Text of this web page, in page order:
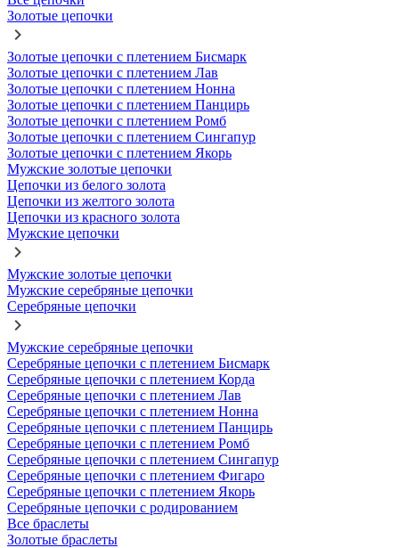
Золотые цепочки
Золотые цепочки с плетением Бисмарк
Золотые цепочки с плетением Лав
Золотые цепочки с плетением Нонна
Золотые цепочки с плетением Панцирь
Золотые цепочки с плетением Ромб
Золотые цепочки с плетением Сингапур
Золотые цепочки с плетением Якорь
Мужские золотые цепочки
Цепочки из белого золота
Цепочки из желтого золота
Цепочки из красного золота
Мужские цепочки
Мужские золотые цепочки
Мужские серебряные цепочки
Серебряные цепочки
Мужские серебряные цепочки
Серебряные цепочки с плетением Бисмарк
Серебряные цепочки с плетением Корда
Серебряные цепочки с плетением Лав
Серебряные цепочки с плетением Нонна
Серебряные цепочки с плетением Панцирь
Серебряные цепочки с плетением Ромб
Серебряные цепочки с плетением Сингапур
Серебряные цепочки с плетением Фигаро
Серебряные цепочки с плетением Якорь
Серебряные цепочки с родированием
Все браслеты
Золотые браслеты